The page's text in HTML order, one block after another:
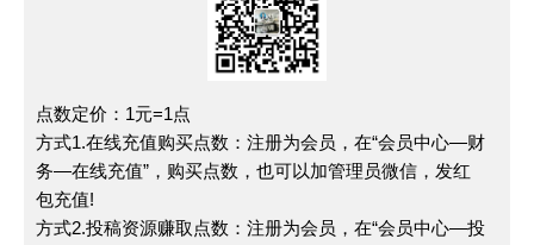
的生命之火烧的越来越旺盛了。
经典．可以积聚寒流而上勇气，经典文化是我们的
精神纽带，而作为青年一代的我们要更加生动担起承经
典的重任，我要以“爱人者，仁恒爱之”的温良作雨露，
要以"星星之火，可以燎原的信心作为翅膀．以"路漫没
其修远兮，吾将上下而求索"的坚持作航标，破旧立
点数定价：1元=1点
方式1.在线充值购买点数：注册为会员，在“会员中心—财
务—在线充值”，购买点数，也可以加管理员微信，发红
包充值!
方式2.投稿资源赚取点数：注册为会员，在“会员中心—投